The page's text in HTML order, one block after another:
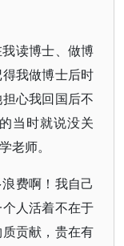
读博士、做博
我做博士后时
心我回国后不
当时就说没关
老师。
费啊！我自己
人活着不在于
贡献，贵在有